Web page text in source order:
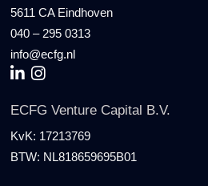
5611 CA Eindhoven
040 – 295 0313
info@ecfg.nl
ECFG Venture Capital B.V.
KvK: 17213769
BTW: NL818659695B01